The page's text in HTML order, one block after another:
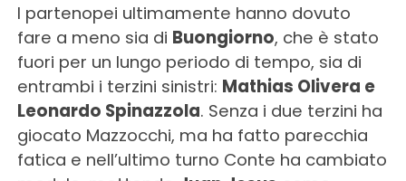
I partenopei ultimamente hanno dovuto
fare a meno sia di Buongiorno, che è stato
fuori per un lungo periodo di tempo, sia di
entrambi i terzini sinistri: Mathias Olivera e
Leonardo Spinazzola. Senza i due terzini ha
giocato Mazzocchi, ma ha fatto parecchia
fatica e nell’ultimo turno Conte ha cambiato